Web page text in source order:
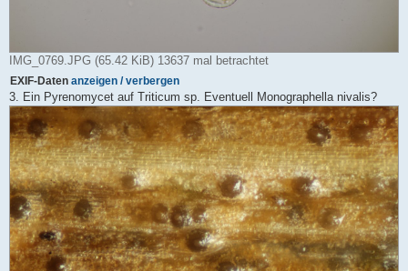
IMG_0769.JPG (65.42 KiB) 13637 mal betrachtet
EXIF-Daten anzeigen / verbergen
3. Ein Pyrenomycet auf Triticum sp. Eventuell Monographella nivalis?